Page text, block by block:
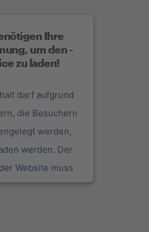
Ihre
um den -
zu laden!
darf aufgrund
die Besuchern
werden,
werden. Der
Website muss
seinem CMP